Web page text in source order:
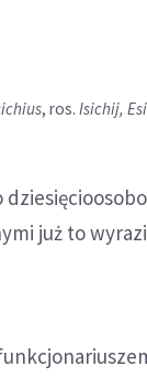
, ros. Isichij,
już to